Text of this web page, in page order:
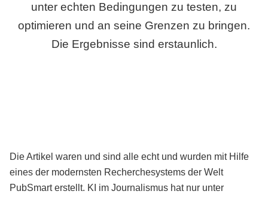
unter echten Bedingungen zu testen, zu
optimieren und an seine Grenzen zu bringen.
Die Ergebnisse sind erstaunlich.
Die Artikel waren und sind alle echt und wurden mit Hilfe
eines der modernsten Recherchesystems der Welt
PubSmart erstellt. KI im Journalismus hat nur unter